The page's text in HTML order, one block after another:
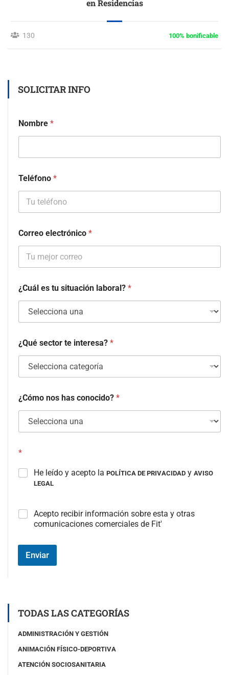
en Residencias
130 100% bonificable
SOLICITAR INFO
Nombre *
Teléfono *
Correo electrónico *
¿Cuál es tu situación laboral? *
¿Qué sector te interesa? *
¿Cómo nos has conocido? *
*
He leído y acepto la POLÍTICA DE PRIVACIDAD y AVISO
LEGAL
C
a
3
p
i
)
Acepto recibir información sobre esta y otras
comunicaciones comerciales de Fit'
Enviar
TODAS LAS CATEGORÍAS
ADMINISTRACIÓN Y GESTIÓN
ANIMACIÓN FÍSICO-DEPORTIVA
ATENCIÓN SOCIOSANITARIA